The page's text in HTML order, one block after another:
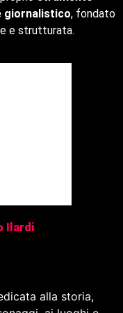
giornalistico, fondato
e strutturata.
Ilardi
alla storia,